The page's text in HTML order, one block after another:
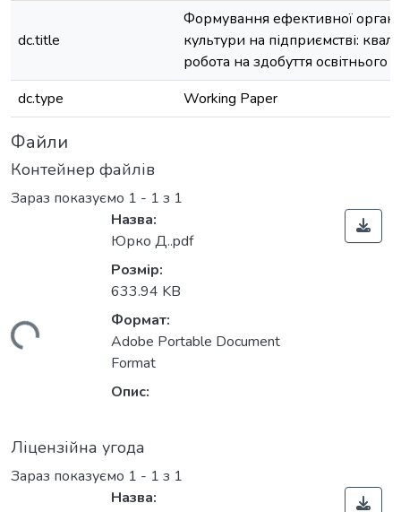
dc.title
Формування ефективної
культури на підприємстві:
робота на здобуття освітнього
dc.type
Working Paper
Файли
Контейнер файлів
Зараз показуємо 1 - 1 з 1
Назва:
Юрко Д..pdf
Розмір:
633.94 KB
Формат:
Adobe Portable Document
Format
Опис:
Ліцензійна угода
Зараз показуємо 1 - 1 з 1
Назва: